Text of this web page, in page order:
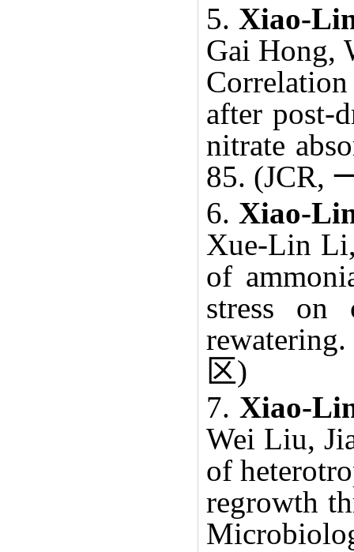
5. Xiao-
Gai Hong,
after post-
nitrate
85. (JCR,
6. Xiao-
Xue-Lin
of
stress on
区)
7.Xiao-
Wei Liu,
of
regrowth